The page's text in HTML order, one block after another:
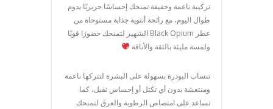
تركيبة ناعمة وخفيفة تمنحك إحساسًا حريريًا يدوم
طوال اليوم، مع رائحة أنثوية جذابة مستوحاة من
عطر Black Opium الشهير لتمنحك حضورًا قويًا
ولمسة مليئة بالثقة والأناقة
تنساب البودرة بسهولة على البشرة لتتركها ناعمة
ومنتعشة بدون أي تكتل أو إحساس ثقيل، كما
تساعد على امتصاص الرطوبة والعرق لتمنحك